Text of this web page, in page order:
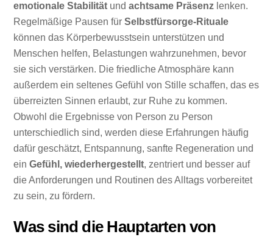
emotionale Stabilität undachtsame Präsenz lenken.
Regelmäßige Pausen fürSelbstfürsorge-Rituale
können das Körperbewusstsein unterstützen und
Menschen helfen, Belastungen wahrzunehmen, bevor
sie sich verstärken. Die friedliche Atmosphäre kann
außerdem ein seltenes Gefühl von Stille schaffen, das es
überreizten Sinnen erlaubt, zur Ruhe zu kommen.
Obwohl die Ergebnisse von Person zu Person
unterschiedlich sind, werden diese Erfahrungen häufig
dafür geschätzt, Entspannung, sanfte Regeneration und
einGefühl, wiederhergestellt, zentriert und besser auf
die Anforderungen und Routinen des Alltags vorbereitet
zu sein, zu fördern.
Was sind die Hauptarten von